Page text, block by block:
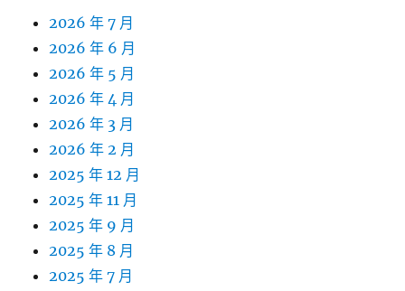
2026 年 7 月
2026 年 6 月
2026 年 5 月
2026 年 4 月
2026 年 3 月
2026 年 2 月
2025 年 12 月
2025 年 11 月
2025 年 9 月
2025 年 8 月
2025 年 7 月